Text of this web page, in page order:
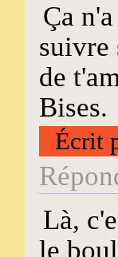
Ça
suivre
de
Bises.
Écrit
Là,
le